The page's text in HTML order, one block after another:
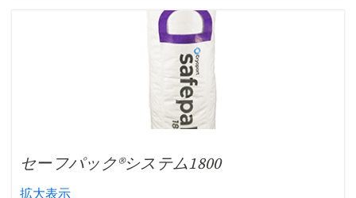
セーフパック®システム1800
拡大表示